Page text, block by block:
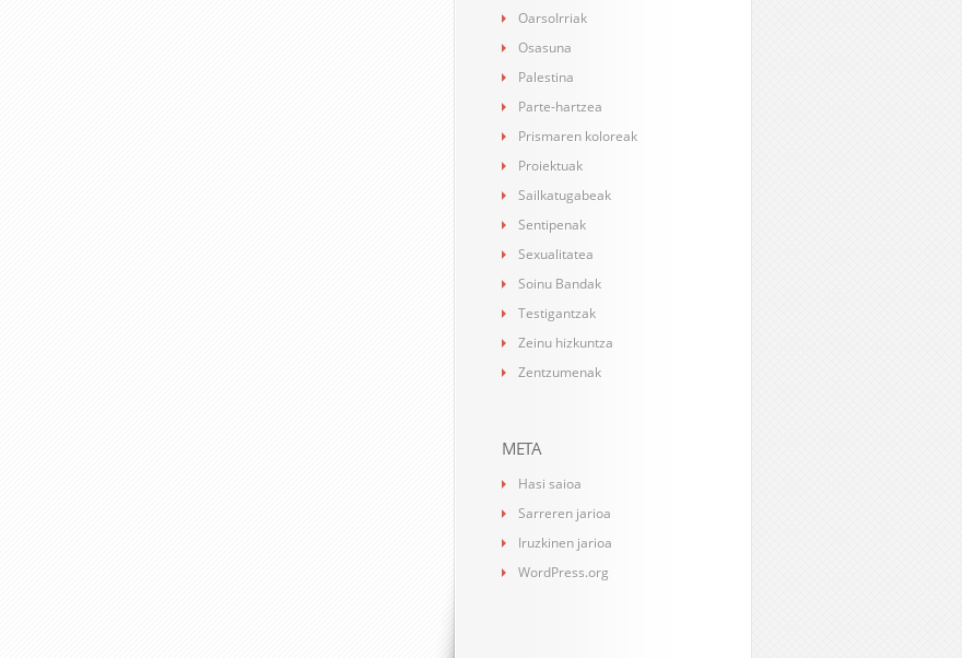
OarsoIrriak
Osasuna
Palestina
Parte-hartzea
Prismaren koloreak
Proiektuak
Sailkatugabeak
Sentipenak
Sexualitatea
Soinu Bandak
Testigantzak
Zeinu hizkuntza
Zentzumenak
META
Hasi saioa
Sarreren jarioa
Iruzkinen jarioa
WordPress.org